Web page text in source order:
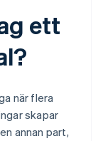
ett
när flera
skapar
annan part,